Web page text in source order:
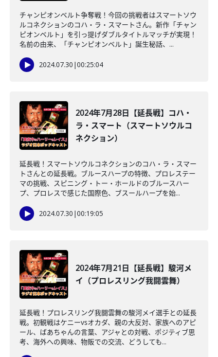
チャンピオンベルト争奪戦！今回の挑戦者はスマートソウ
ルコネクションのコハ・ラ・スマートさん。新作「チャン
ピオンベルト」を引っ提げダブルタイトルマッチが実現！
名前の由来、「チャンピオンベルト」誕生秘話、...
2024.07.30 |00:25:04
2024年7月28日【延長戦】コハ・
ラ・スマート（スマートソウルコ
ネクション）
延長戦！スマートソウルコネクションのコハ・ラ・スマー
トさんとの延長戦。ブルースハープの特徴、プロレステー
マの挑戦、スピニング・トー・ホールドのブルースハー
プ、プロレスで感じた国際色、ブスールハープを始...
2024.07.30 |00:19:05
2024年7月21日【延長戦】駿河メ
イ（プロレスリング我闘雲舞）
延長戦！プロレスリング我闘雲舞の駿河メイ選手との延長
戦。初観戦はケニーvsオカダ、親の大反対、家族へのアピ
ール、ばあちゃんの言葉、アジャとの対戦、ポジティブ思
考、海外への興味、物販での交流、どうしても...